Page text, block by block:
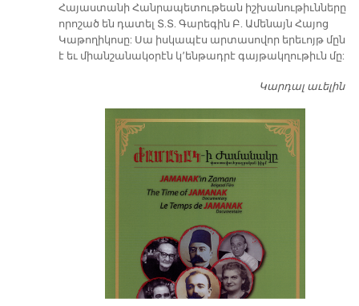
​Հայաստանի Հանրապետութեան իշխանութիւնները
որոշած են դատել Տ.Տ. Գարեգին Բ. Ամենայն Հայոց
Կաթողիկոսը: Սա իսկապէս արտասովոր երեւոյթ մըն
է եւ միանշանակօրէն կ՚ենթադրէ գայթակղութիւն մը:
Կարդալ աւելին